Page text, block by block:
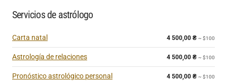
Servicios de astrólogo
Carta natal 4 500,00 ₴ ~ $100
Astrología de relaciones 4 500,00 ₴ ~ $100
Pronóstico astrológico personal 4 500,00 ₴ ~ $100